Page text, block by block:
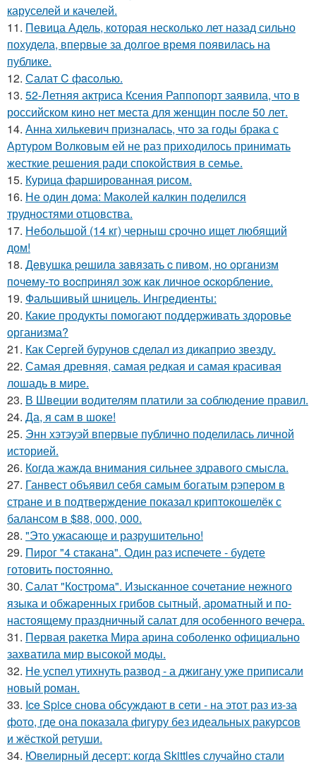
каруселей и качелей.
11. Певица Адель, которая несколько лет назад сильно
похудела, впервые за долгое время появилась на
публике.
12. Салат C фaсoлью.
13. 52-Летняя актриса Ксения Раппопорт заявила, что в
российском кино нет места для женщин после 50 лет.
14. Анна хилькевич призналась, что за годы брака с
Артуром Волковым ей не раз приходилось принимать
жесткие решения ради спокойствия в семье.
15. Курица фаршированная рисом.
16. Не один дома: Маколей калкин поделился
трудностями отцовства.
17. Небольшой (14 кг) черныш срочно ищет любящий
дом!
18. Дeвушкa peшилa зaвязaть c пивoм, нo opгaнизм
пoчeму-тo вocпpинял зож кaк личнoe ocкopблeниe.
19. Фальшивый шницель. Ингредиенты:
20. Какие продукты помогают поддерживать здоровье
организма?
21. Как Сергей бурунов сделал из дикаприо звезду.
22. Самая древняя, самая редкая и самая красивая
лошадь в мире.
23. В Швеции водителям платили за соблюдение правил.
24. Да, я сам в шоке!
25. Энн хэтэуэй впервые публично поделилась личной
историей.
26. Когда жажда внимания сильнее здравого смысла.
27. Ганвест объявил себя самым богатым рэпером в
стране и в подтверждение показал криптокошелёк с
балансом в $88, 000, 000.
28. "Это ужасающе и разрушительно!
29. Пирог "4 стaкана". Один раз испечете - будете
готовить постоянно.
30. Салат "Кострома". Изысканное сочетание нежного
языка и обжаренных грибов сытный, ароматный и по-
настоящему праздничный салат для особенного вечера.
31. Первая ракетка Мира арина соболенко официально
захватила мир высокой моды.
32. Не успел утихнуть развод - а джигану уже приписали
новый роман.
33. Ice Spice снова обсуждают в сети - на этот раз из-за
фото, где она показала фигуру без идеальных ракурсов
и жёсткой ретуши.
34. Ювелирный десерт: когда Skittles случайно стали